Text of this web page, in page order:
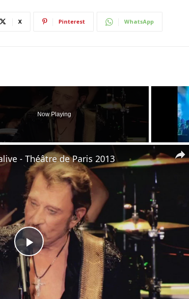
X Pinterest WhatsApp
Now Playing
Play
Video
- Théâtre de Paris 2013